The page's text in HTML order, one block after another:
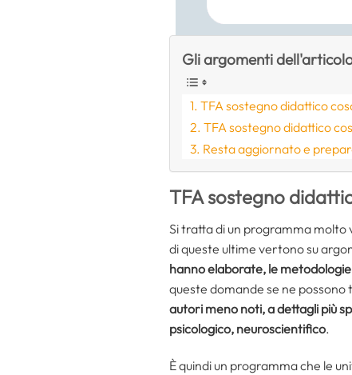
Gli argomenti
TFA sostegno didattico
TFA sostegno didattico
Resta aggiornato e
TFA sostegno
Si tratta di un programma
di queste ultime vertono su
hanno elaborate, le
queste domande se ne
autori meno noti, a dettagli più
psicologico, neuroscientifico.
È quindi un programma che le